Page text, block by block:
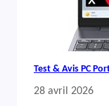
Test & Avis PC
28 avril 2026